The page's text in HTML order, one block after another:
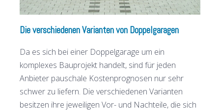
Die verschiedenen Varianten von Doppelgaragen
Da es sich bei einer Doppelgarage um ein
komplexes Bauprojekt handelt, sind für jeden
Anbieter pauschale Kostenprognosen nur sehr
schwer zu liefern. Die verschiedenen Varianten
besitzen ihre jeweiligen Vor- und Nachteile, die sich